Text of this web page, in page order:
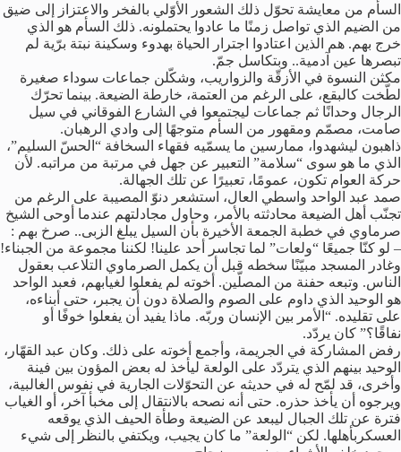
السأم من معايشة تحوّل ذلك الشعور الأوّلي بالفخر والاعتزاز إلى ضيق
من الضيم الذي تواصل زمنًا ما عادوا يحتملونه. ذلك السأم هو الذي
خرج بهم. هم الذين اعتادوا اجترار الحياة بهدوء وسكينة نبتة برّية لم
تبصرها عين آدمية.. وبتكاسل جمّ.
مكثن النسوة في الأزقّة والزواريب، وشكّلن جماعات سوداء صغيرة
لطّخت كالبقع، على الرغم من العتمة، خارطة الضيعة. بينما تحرّك
الرجال وحدانًا ثم جماعات ليجتمعوا في الشارع الفوقاني في سيل
صامت، مصمّم ومقهور من السأم متوجهًا إلى وادي الرهبان.
ذاهبون ليشهدوا، ممارسين ما يسمّيه فقهاء السخافة “الحسّ السليم”،
الذي ما هو سوى “سلامة” التعبير عن جهل في مرتبة من مراتبه. لأن
حركة العوام تكون، عمومًا، تعبيرًا عن تلك الجهالة.
صمد عبد الواحد واسطي العال، استشعر دنوّ المصيبة على الرغم من
تجنّب أهل الضيعة محادثته بالأمر، وحاول مجادلتهم عندما أوحى الشيخ
صرماوي في خطبة الجمعة الأخيرة بأن السيل يبلغ الزبى.. صرخ بهم :
– لو كنّا جميعًا “ولعات” لما تجاسر أحد علينا! لكننا مجموعة من الجبناء!
وغادر المسجد مبيّنًا سخطه قبل أن يكمل الصرماوي التلاعب بعقول
الناس. وتبعه حفنة من المصلّين. أخوته لم يفعلوا لغيابهم، فعبد الواحد
هو الوحيد الذي داوم على الصوم والصلاة دون أن يجبر، حتى أبناءه،
على تقليده. “الأمر بين الإنسان وربّه. ماذا يفيد أن يفعلوا خوفًا أو
نفاقًا؟” كان يردّد.
رفض المشاركة في الجريمة، وأجمع أخوته على ذلك. وكان عبد القهّار،
الوحيد بينهم الذي يتردّد على الولعة ليأخذ له بعض المؤون بين فينة
وأخرى، قد لمّح له في حديثه عن التحوّلات الجارية في نفوس الغالبية،
ويرجوه أن يأخذ حذره. حتى أنه نصحه بالانتقال إلى مخبأ آخر، أو الغياب
فترة عن تلك الجبال ليبعد عن الضيعة وطأة الحيف الذي يوقعه
العسكربأهلها. لكن “الولعة” ما كان يجيب، ويكتفي بالنظر إلى شيء